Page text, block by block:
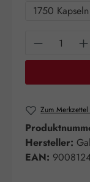
1750 Kapseln
Produkt
Zum
Hersteller:
EAN: